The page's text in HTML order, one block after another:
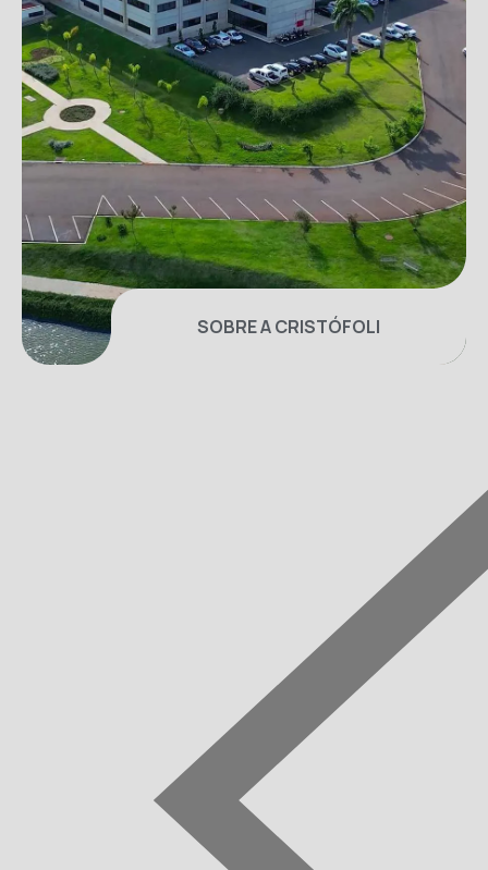
SOBRE A CRISTÓFOLI